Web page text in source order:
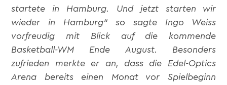
startete in Hamburg. Und jetzt starten wir
wieder in Hamburg“ so sagte Ingo Weiss
vorfreudig mit Blick auf die kommende
Basketball-WM Ende August. Besonders
zufrieden merkte er an, dass die Edel-Optics
Arena bereits einen Monat vor Spielbeginn